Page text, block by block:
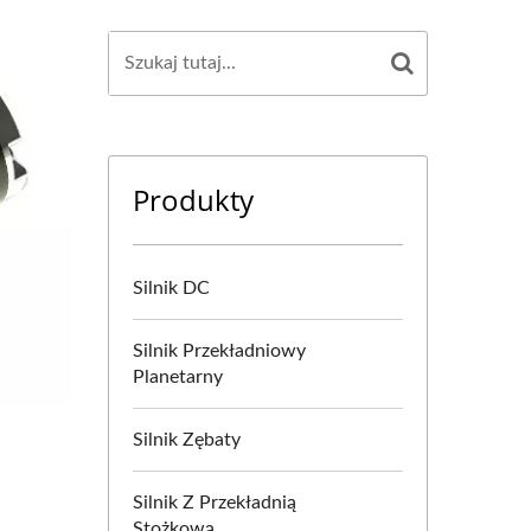
Produkty
Silnik DC
Silnik Przekładniowy
Planetarny
Silnik Zębaty
Silnik Z Przekładnią